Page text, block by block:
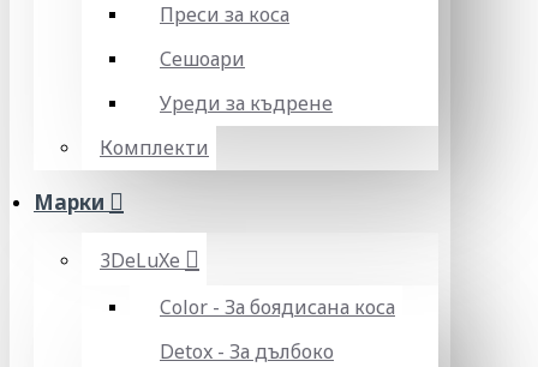
Преси за коса
Сешоари
Уреди за къдрене
Комплекти
Марки
3DeLuXe
Color - За боядисана коса
Detox - За дълбоко